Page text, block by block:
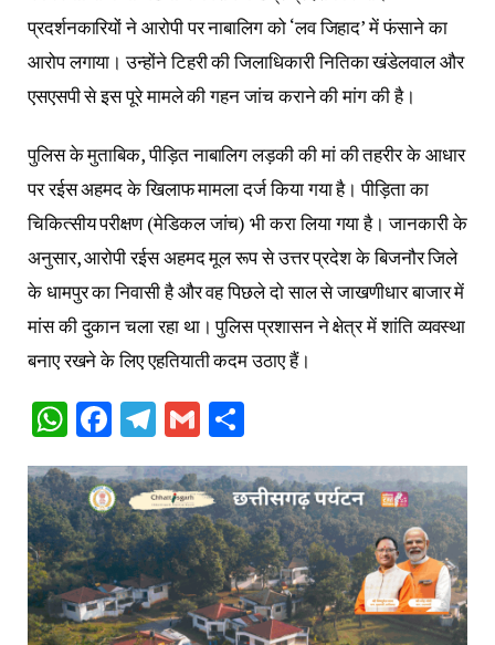
प्रदर्शनकारियों ने आरोपी पर नाबालिग को ‘लव जिहाद’ में फंसाने का
आरोप लगाया। उन्होंने टिहरी की जिलाधिकारी नितिका खंडेलवाल और
एसएसपी से इस पूरे मामले की गहन जांच कराने की मांग की है।
पुलिस के मुताबिक, पीड़ित नाबालिग लड़की की मां की तहरीर के आधार
पर रईस अहमद के खिलाफ मामला दर्ज किया गया है। पीड़िता का
चिकित्सीय परीक्षण (मेडिकल जांच) भी करा लिया गया है। जानकारी के
अनुसार, आरोपी रईस अहमद मूल रूप से उत्तर प्रदेश के बिजनौर जिले
के धामपुर का निवासी है और वह पिछले दो साल से जाखणीधार बाजार में
मांस की दुकान चला रहा था। पुलिस प्रशासन ने क्षेत्र में शांति व्यवस्था
बनाए रखने के लिए एहतियाती कदम उठाए हैं।
WhatsApp
Facebook
Telegram
Gmail